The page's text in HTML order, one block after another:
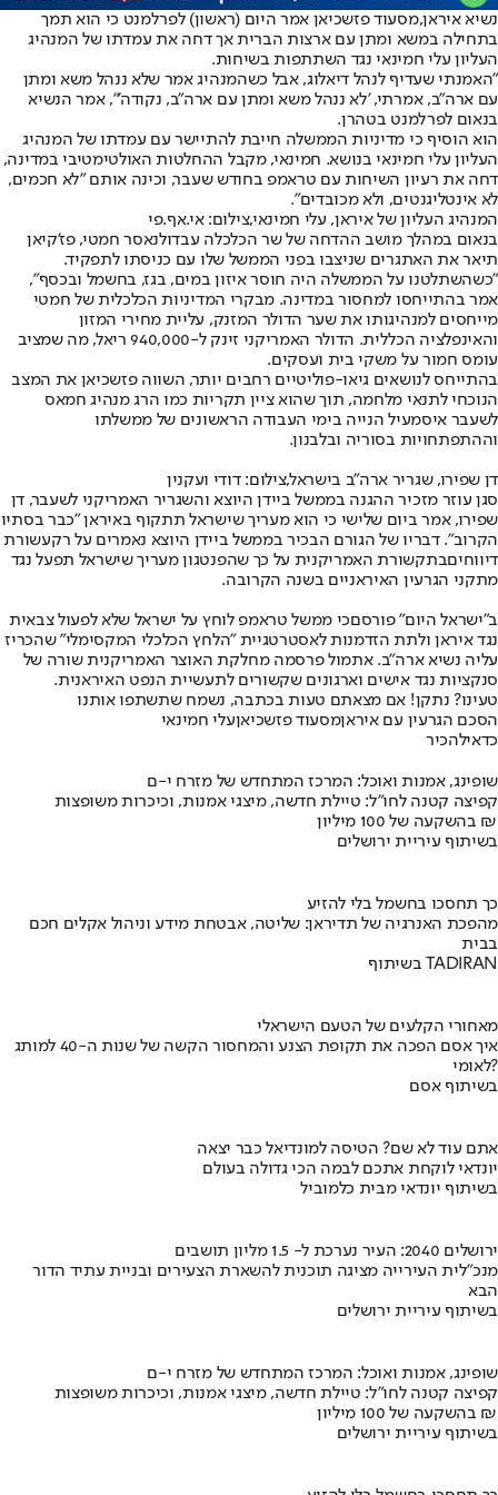
נשיא איראן,מסעוד פזשכיאן אמר היום (ראשון) לפרלמנט כי הוא תמך
בתחילה במשא ומתן עם ארצות הברית אך דחה את עמדתו של המנהיג
העליון עלי חמינאי נגד השתתפות בשיחות.
"האמנתי שעדיף לנהל דיאלוג, אבל כשהמנהיג אמר שלא ננהל משא ומתן
עם ארה"ב, אמרתי, 'לא ננהל משא ומתן עם ארה"ב, נקודה'", אמר הנשיא
בנאום לפרלמנט בטהרן.
הוא הוסיף כי מדיניות הממשלה חייבת להתיישר עם עמדתו של המנהיג
העליון עלי חמינאי בנושא. חמינאי, מקבל ההחלטות האולטימטיבי במדינה,
דחה את רעיון השיחות עם טראמפ בחודש שעבר, וכינה אותם "לא חכמים,
לא אינטליגנטים, ולא מכובדים".
המנהיג העליון של איראן, עלי חמינאי,צילום: אי.אף.פי
בנאום במהלך מושב ההדחה של שר הכלכלה עבדולנאסר חמטי, פז'קיאן
תיאר את האתגרים שניצבו בפני הממשל שלו עם כניסתו לתפקיד.
"כשהשתלטנו על הממשלה היה חוסר איזון במים, בגז, בחשמל ובכסף",
אמר בהתייחסו למחסור במדינה. מבקרי המדיניות הכלכלית של חמטי
מייחסים למנהיגותו את שער הדולר המזנק, עליית מחירי המזון
והאינפלציה הכללית. הדולר האמריקני זינק ל-940,000 ריאל, מה שמציב
עומס חמור על משקי בית ועסקים.
בהתייחס לנושאים גיאו-פוליטיים רחבים יותר, השווה פזשכיאן את המצב
הנוכחי לתנאי מלחמה, תוך שהוא ציין תקריות כמו הרג מנהיג חמאס
לשעבר איסמעיל הנייה בימי העבודה הראשונים של ממשלתו
וההתפתחויות בסוריה ובלבנון.
דן שפירו, שגריר ארה"ב בישראל,צילום: דודי ועקנין
סגן עוזר מזכיר ההגנה בממשל ביידן היוצא והשגריר האמריקני לשעבר, דן
שפירו, אמר ביום שלישי כי הוא מעריך שישראל תתקוף באיראן "כבר בסתיו
הקרוב". דבריו של הגורם הבכיר בממשל ביידן היוצא נאמרים על רקעשורת
דיווחיםבתקשורת האמריקנית על כך שהפנטגון מעריך שישראל תפעל נגד
מתקני הגרעין האיראניים בשנה הקרובה.
ב"ישראל היום" פורסםכי ממשל טראמפ לוחץ על ישראל שלא לפעול צבאית
נגד איראן ולתת הזדמנות לאסטרטגיית "הלחץ הכלכלי המקסימלי" שהכריז
עליה נשיא ארה"ב. אתמול פרסמה מחלקת האוצר האמריקנית שורה של
סנקציות נגד אישים וארגונים שקשורים לתעשיית הנפט האיראנית.
טעינו? נתקן! אם מצאתם טעות בכתבה, נשמח שתשתפו אותנו
הסכם הגרעין עם איראןמסעוד פזשכיאןעלי חמינאי
כדאילהכיר
שופינג, אמנות ואוכל: המרכז המתחדש של מזרח י-ם
קפיצה קטנה לחו"ל: טיילת חדשה, מיצגי אמנות, וכיכרות משופצות
בהשקעה של 100 מיליון ₪
בשיתוף עיריית ירושלים
כך תחסכו בחשמל בלי להזיע
מהפכת האנרגיה של תדיראן: שליטה, אבטחת מידע וניהול אקלים חכם
בבית
בשיתוף TADIRAN
מאחורי הקלעים של הטעם הישראלי
איך אסם הפכה את תקופת הצנע והמחסור הקשה של שנות ה-40 למותג
לאומי?
בשיתוף אסם
אתם עוד לא שם? הטיסה למונדיאל כבר יצאה
יונדאי לוקחת אתכם לבמה הכי גדולה בעולם
בשיתוף יונדאי מבית כלמוביל
ירושלים 2040: העיר נערכת ל- 1.5 מליון תושבים
מנכ"לית העירייה מציגה תוכנית להשארת הצעירים ובניית עתיד הדור
הבא
בשיתוף עיריית ירושלים
שופינג, אמנות ואוכל: המרכז המתחדש של מזרח י-ם
קפיצה קטנה לחו"ל: טיילת חדשה, מיצגי אמנות, וכיכרות משופצות
בהשקעה של 100 מיליון ₪
בשיתוף עיריית ירושלים